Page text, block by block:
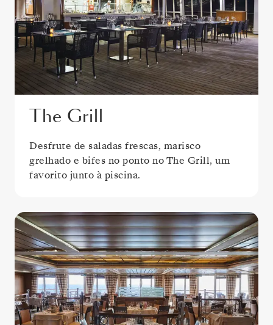
The Grill
Desfrute de saladas frescas, marisco
grelhado e bifes no ponto no The Grill, um
favorito junto à piscina.